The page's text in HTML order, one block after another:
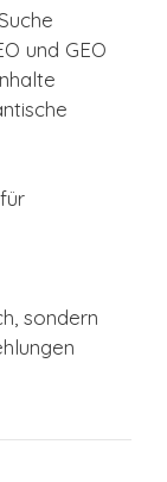
und GEO
sondern